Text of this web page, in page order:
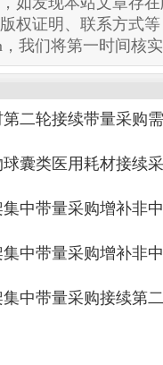
权证明、联系方式
，我们将第一时间核
二轮接续带量采购
囊类医用耗材接续
中带量采购增补非
中带量采购增补非
中带量采购接续第